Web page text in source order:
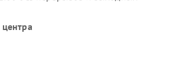
центра